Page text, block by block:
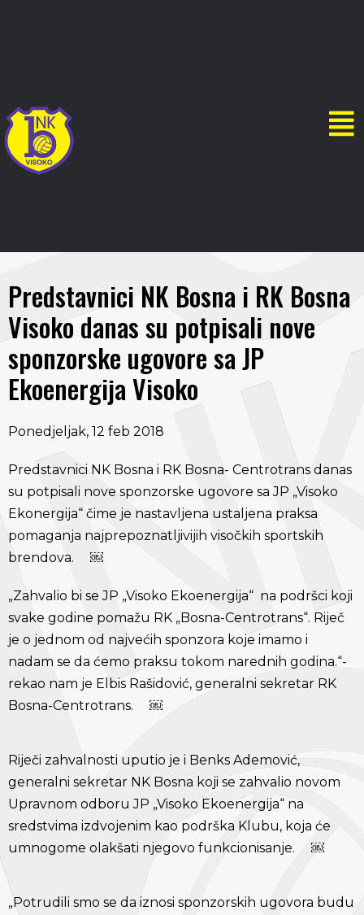
Predstavnici NK Bosna i RK Bosna
Visoko danas su potpisali nove
sponzorske ugovore sa JP
Ekoenergija Visoko
Ponedjeljak, 12 feb 2018
Predstavnici NK Bosna i RK Bosna- Centrotrans danas
su potpisali nove sponzorske ugovore sa JP „Visoko
Ekonergija“ čime je nastavljena ustaljena praksa
pomaganja najprepoznatljivijih visočkih sportskih
brendova. ￼
„Zahvalio bi se JP „Visoko Ekoenergija“ na podršci koji
svake godine pomažu RK „Bosna-Centrotrans“. Riječ
je o jednom od najvećih sponzora koje imamo i
nadam se da ćemo praksu tokom narednih godina.“-
rekao nam je Elbis Rašidović, generalni sekretar RK
Bosna-Centrotrans. ￼
Riječi zahvalnosti uputio je i Benks Ademović,
generalni sekretar NK Bosna koji se zahvalio novom
Upravnom odboru JP „Visoko Ekoenergija“ na
sredstvima izdvojenim kao podrška Klubu, koja će
umnogome olakšati njegovo funkcionisanje. ￼
„Potrudili smo se da iznosi sponzorskih ugovora budu